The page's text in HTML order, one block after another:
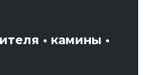
• камины •